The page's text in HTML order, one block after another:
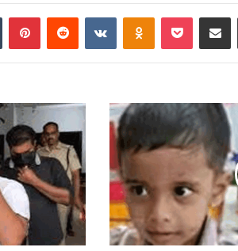
Tumblr PinterestReddit VKontakteOdnoklassniki
Pocket